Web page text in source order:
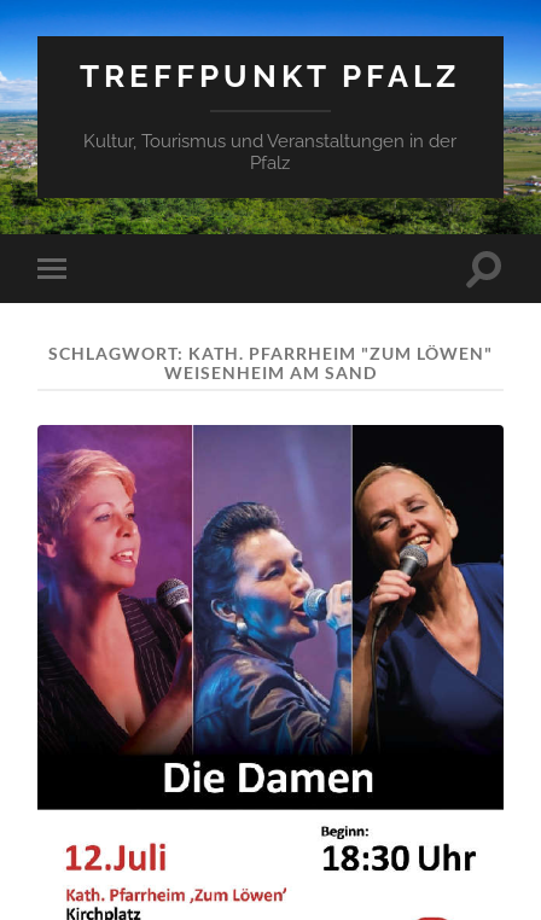
TREFFPUNKT PFALZ
Kultur, Tourismus und Veranstaltungen in der
Pfalz
Mobile-
Menü
SCHLAGWORT: KATH. PFARRHEIM "ZUM LÖWEN"
WEISENHEIM AM SAND